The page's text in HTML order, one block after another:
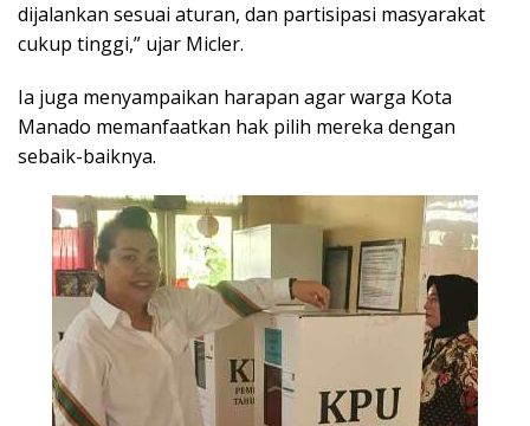
dijalankan sesuai aturan, dan partisipasi masyarakat
cukup tinggi,” ujar Micler.
Ia juga menyampaikan harapan agar warga Kota
Manado memanfaatkan hak pilih mereka dengan
sebaik-baiknya.